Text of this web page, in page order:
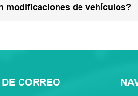
modificaciones de vehículos?
CORREO